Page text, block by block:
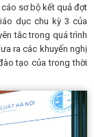
sơ bộ kết quả đợt
dục chu kỳ 3 của
tắc trong quá trình
ra các khuyến nghị
tạo của trong thời